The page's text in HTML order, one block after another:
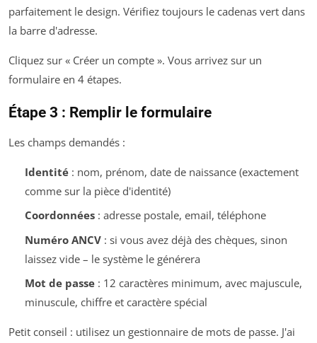
parfaitement le design. Vérifiez toujours le cadenas vert dans
la barre d'adresse.
Cliquez sur « Créer un compte ». Vous arrivez sur un
formulaire en 4 étapes.
Étape 3 : Remplir le formulaire
Les champs demandés :
Identité: nom, prénom, date de naissance (exactement
comme sur la pièce d'identité)
Coordonnées: adresse postale, email, téléphone
Numéro ANCV: si vous avez déjà des chèques, sinon
laissez vide – le système le générera
Mot de passe: 12 caractères minimum, avec majuscule,
minuscule, chiffre et caractère spécial
Petit conseil : utilisez un gestionnaire de mots de passe. J'ai